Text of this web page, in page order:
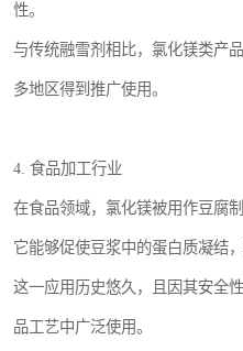
性。
与传统融雪剂相比，氯化镁类产
多地区得到推广使用。
4. 食品加工行业
在食品领域，氯化镁被用作豆腐制
它能够促使豆浆中的蛋白质凝结
这一应用历史悠久，且因其安全
品工艺中广泛使用。